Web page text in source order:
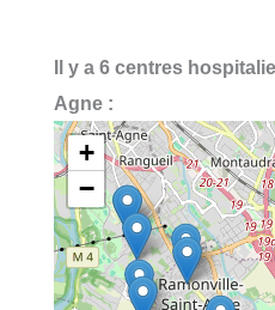
Il y a 6 centres
Agne :
+
−